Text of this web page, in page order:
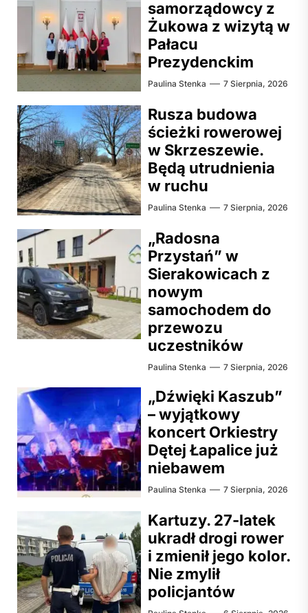
samorządowcy z
Żukowa z wizytą w
Pałacu
Prezydenckim
Paulina Stenka 7 Sierpnia, 2026
Rusza budowa
ścieżki rowerowej
w Skrzeszewie.
Będą utrudnienia
w ruchu
Paulina Stenka 7 Sierpnia, 2026
„Radosna
Przystań” w
Sierakowicach z
nowym
samochodem do
przewozu
uczestników
Paulina Stenka 7 Sierpnia, 2026
„Dźwięki Kaszub”
– wyjątkowy
koncert Orkiestry
Dętej Łapalice już
niebawem
Paulina Stenka 7 Sierpnia, 2026
Kartuzy. 27-latek
ukradł drogi rower
i zmienił jego kolor.
Nie zmylił
policjantów